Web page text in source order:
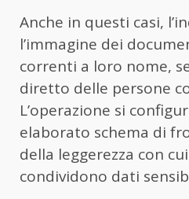
Anche in questi casi,
l’immagine dei
correnti a loro nome,
diretto delle persone
L’operazione si
elaborato schema di
della leggerezza con
condividono dati